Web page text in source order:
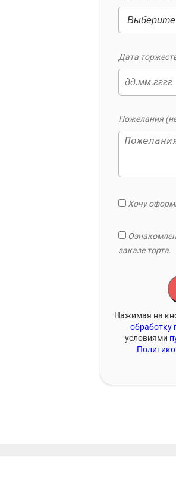
Дата
Пожелания
Хочу
заказе торта.
Нажимая на
обработку
условиями